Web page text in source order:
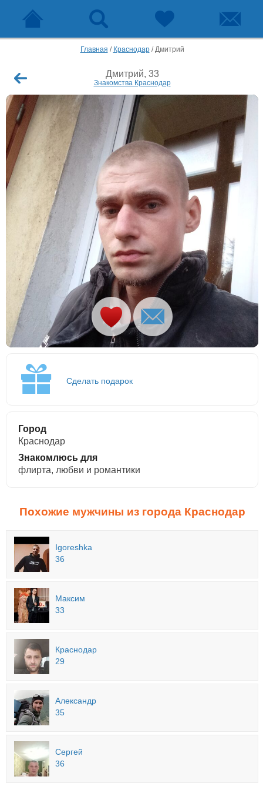
Главная / Краснодар/Дмитрий
Дмитрий, 33
Знакомства Краснодар
Сделать подарок
Город
Краснодар
Знакомлюсь для
флирта, любви и романтики
Похожие мужчины из города Краснодар
Igoreshka
36
Максим
33
Краснодар
29
Александр
35
Сергей
36